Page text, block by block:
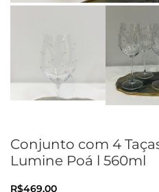
Conjunto com 4
Lumine Poá l 560ml
R$469,00